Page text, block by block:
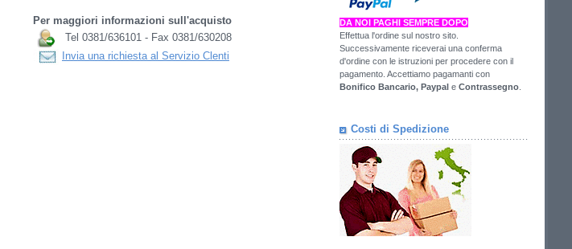
Per maggiori informazioni sull'acquisto
Tel 0381/636101 - Fax 0381/630208
Invia una richiesta al Servizio Clenti
DA NOI PAGHI SEMPRE DOPO
Effettua l'ordine sul nostro sito.
Successivamente riceverai una conferma
d'ordine con le istruzioni per procedere con il
pagamento. Accettiamo pagamanti con
Bonifico Bancario, PaypaleContrassegno
Costi di Spedizione